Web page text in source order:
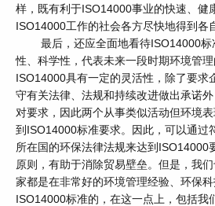
样，既有利于ISO14000事业的快速、健
ISO14000工作的社会各方尽快地得到各
最后，还应全面地看待ISO14000标
性、科学性，代表未来一段时期环境管理
ISO14000具有一定的灵活性，除了要求
守有关法律、法规和持续改进做出承诺
对要求，因此两个从事类似活动但环境
到ISO14000标准要求。因此，可以通过
所在国的环保法律法规来达到ISO14000
原则，有助于消除贸易壁垒。但是，我
家都是在非常好的环境管理经验、环保
ISO14000标准的，在这一点上，包括我